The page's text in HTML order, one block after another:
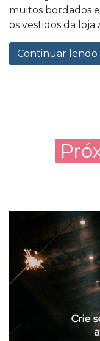
muitos bordados
os vestidos da loja
Continuar lendo